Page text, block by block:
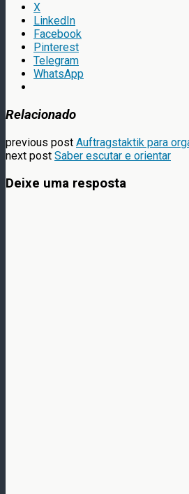
X
LinkedIn
Facebook
Pinterest
Telegram
WhatsApp
Relacionado
previous post Auftragstaktik para
next post Saber escutar e orientar
Deixe uma resposta